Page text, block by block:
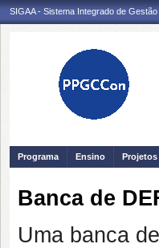
SIGAA - Sistema Integrado de
Programa Ensino Projetos
Banca de
Uma banca